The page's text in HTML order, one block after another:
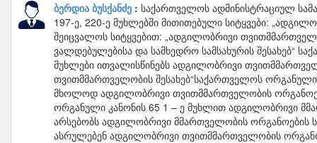
ბერდია ბუსქანძე
საქართველოს ადმინისტრაციულ
197-ე, 220-ე მუხლებში მითითებული სიტყვები:
შეიცვალოს სიტყვებით: „ადგილობრივი
ვალდებულებისა და სამხედრო სამსახურის შესახებ“
მუხლები ითვალისწინებს ადგილობრივი
თვითმმართველობის შესახებ“საქართველოს ორგანული
მხოლოდ ადგილობრივი თვითმმართველობის
ორგანული კანონის 65 1 – ე მუხლით ადგილობრივი
არსებობს ადგილობრივი მმართველობის ორგანოების
ასრულებენ ადგილობრივი თვითმმართველობის